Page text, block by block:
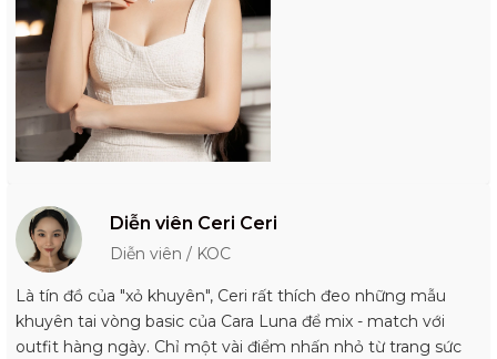
Diễn viên Ceri Ceri
Diễn viên / KOC
Là tín đồ của "xỏ khuyên", Ceri rất thích đeo những mẫu
khuyên tai vòng basic của Cara Luna để mix - match với
outfit hàng ngày. Chỉ một vài điểm nhấn nhỏ từ trang sức